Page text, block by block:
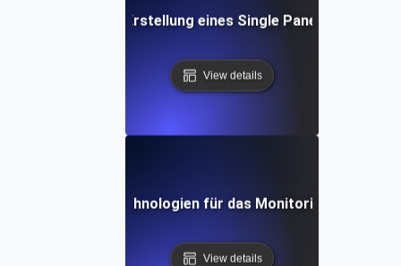
Anleitung zur Erstellung eines Single Pane of Glass
View details
Werkzeuge und Technologien für das Monitoring von
View details